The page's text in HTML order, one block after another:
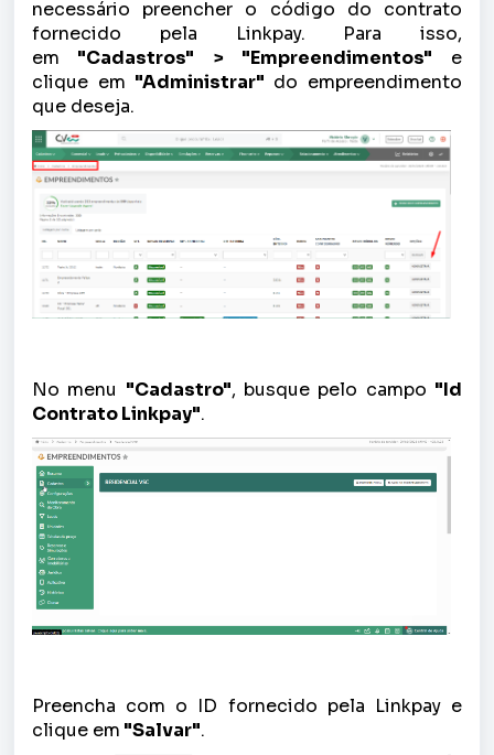
necessário preencher o código do contrato
fornecido pela Linkpay. Para isso,
em "Cadastros" > "Empreendimentos" e
clique em "Administrar" do empreendimento
que deseja.
No menu "Cadastro", busque pelo campo "Id
Contrato Linkpay".
Preencha com o ID fornecido pela Linkpay e
clique em "Salvar".